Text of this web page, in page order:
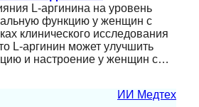
L-аргинина на уровень
функцию у женщин с
клинического исследования
L-аргинин может улучшить
и настроение у женщин с…
ИИ Медтех